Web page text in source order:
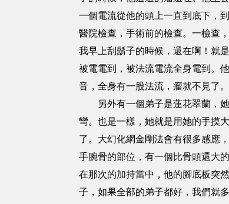
一個電流從他的頭上一直到底下，
醫院檢查，手術前的檢查。一檢查
我早上刮鬍子的時候，還在啊！就
被電電到，被法流電流全身電到。
音，全身有一股法流，瘤就不見了
另外有一個弟子是蓮花翠蘭，她
彎。也是一樣，她就是用她的手摸
了。大幻化網金剛法會有很多感應
手腕骨的部位，有一個比骨頭還大
在那次的加持當中，他的腳底板突
子，如果全部的弟子都好，我們就